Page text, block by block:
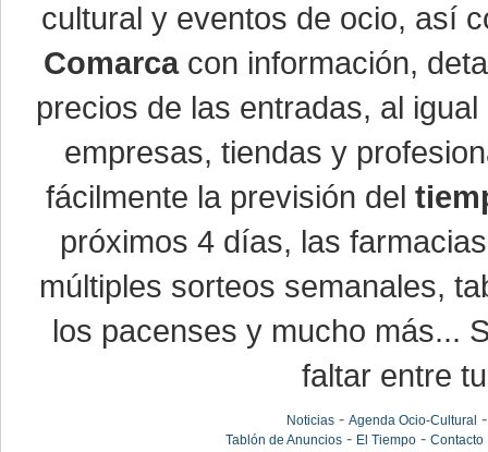
cultural y eventos de ocio, así
Comarcacon información,
precios de las entradas, al
empresas, tiendas y
fácilmente la previsión del
próximos 4 días, las
múltiples sorteos semanales,
los pacenses y mucho más...
faltar entre
Noticias -Agenda Ocio-Cultural
Tablón de Anuncios - El Tiempo -Contacto